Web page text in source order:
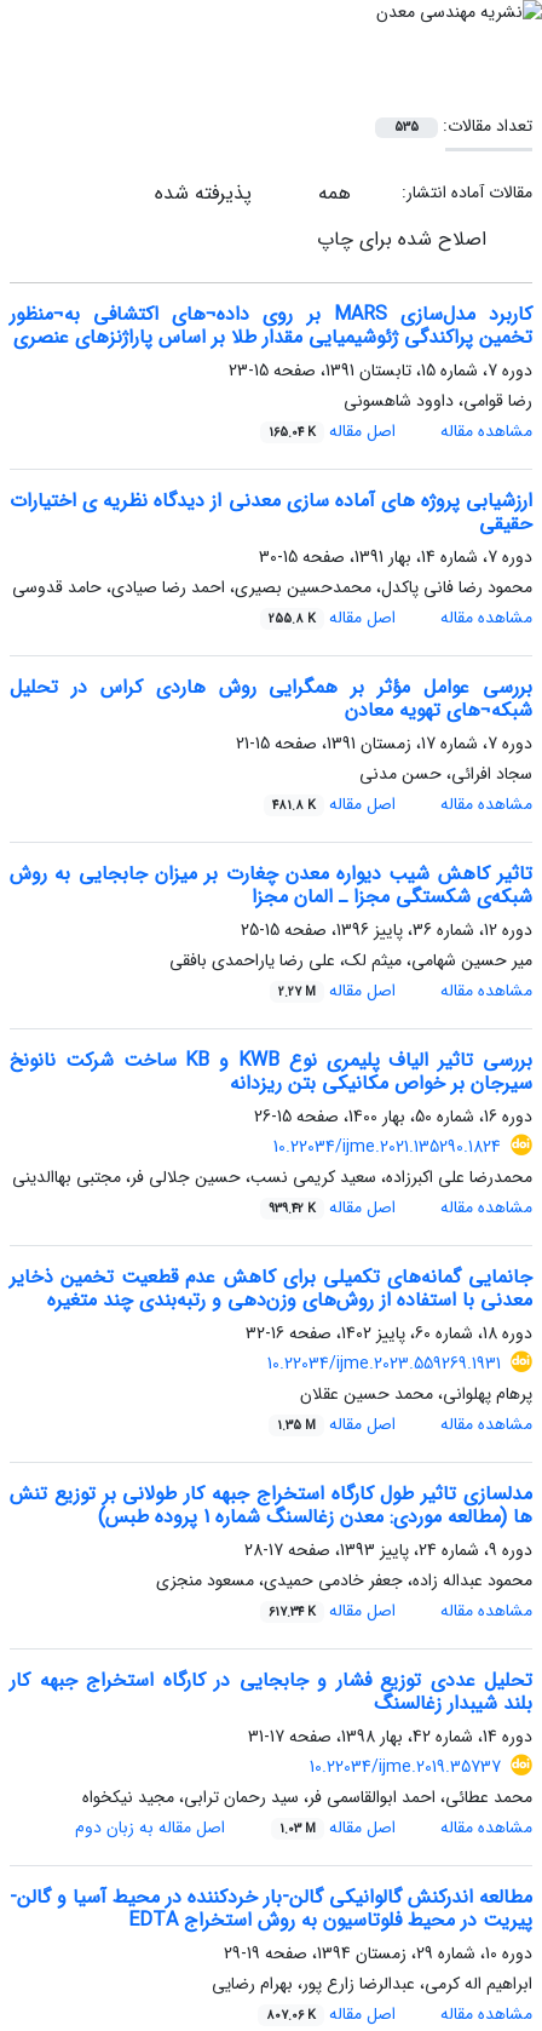
تعداد مقالات: 535
مقالات آماده انتشار: همه
پذیرفته شده
اصلاح شده برای چاپ
کاربرد مدل‌سازی MARS بر روی داده¬های اکتشافی به¬منظور
تخمین پراکندگی ژئوشیمیایی مقدار طلا بر اساس پاراژنزهای عنصری
دوره 7، شماره 15، تابستان 1391، صفحه
15-23
رضا قوامی، داوود شاهسونی
مشاهده مقاله
اصل مقاله 165.04 K
ارزشیابی پروژه های آماده سازی معدنی از دیدگاه نظریه ی اختیارات
حقیقی
دوره 7، شماره 14، بهار 1391، صفحه
15-30
محمود رضا فانی پاکدل، محمدحسین بصیری، احمد رضا صیادی، حامد قدوسی
مشاهده مقاله
اصل مقاله 255.8 K
بررسی عوامل مؤثر بر همگرایی روش هاردی کراس در تحلیل
شبکه¬های تهویه معادن
دوره 7، شماره 17، زمستان 1391، صفحه
15-21
سجاد افرائی، حسن مدنی
مشاهده مقاله
اصل مقاله 481.8 K
تاثیر کاهش شیب دیواره معدن چغارت بر میزان جابجایی به روش
شبکه‌ی شکستگی مجزا ـ المان مجزا
دوره 12، شماره 36، پاییز 1396، صفحه
15-25
میر حسین شهامی، میثم لک، علی رضا یاراحمدی بافقی
مشاهده مقاله
اصل مقاله 2.27 M
بررسی تاثیر الیاف پلیمری نوع KWB و KB ساخت شرکت نانونخ
سیرجان بر خواص مکانیکی بتن ریزدانه
دوره 16، شماره 50، بهار 1400، صفحه
15-26
10.22034/ijme.2021.135290.1824
محمدرضا علی اکبرزاده، سعید کریمی نسب، حسین جلالی فر، مجتبی بهاالدینی
مشاهده مقاله
اصل مقاله 939.42 K
جانمایی گمانه‌های تکمیلی برای کاهش عدم قطعیت تخمین ذخایر
معدنی با استفاده از روش‌های وزن‌دهی و رتبه‌بندی چند متغیره
دوره 18، شماره 60، پاییز 1402، صفحه
16-32
10.22034/ijme.2023.559269.1931
پرهام پهلوانی، محمد حسین عقلان
مشاهده مقاله
اصل مقاله 1.35 M
مدلسازی تاثیر طول کارگاه استخراج جبهه کار طولانی بر توزیع تنش
ها (مطالعه موردی: معدن زغالسنگ شماره 1 پروده طبس)
دوره 9، شماره 24، پاییز 1393، صفحه
17-28
محمود عبداله زاده، جعفر خادمی حمیدی، مسعود منجزی
مشاهده مقاله
اصل مقاله 617.34 K
تحلیل عددی توزیع فشار و جابجایی در کارگاه استخراج جبهه کار
بلند شیبدار زغالسنگ
دوره 14، شماره 42، بهار 1398، صفحه
17-31
10.22034/ijme.2019.35737
محمد عطائی، احمد ابوالقاسمی فر، سید رحمان ترابی، مجید نیکخواه
مشاهده مقاله
اصل مقاله 1.03 M اصل مقاله به زبان دوم
مطالعه اندرکنش گالوانیکی گالن-بار خردکننده در محیط آسیا و گالن-
پیریت در محیط فلوتاسیون به روش استخراج EDTA
دوره 10، شماره 29، زمستان 1394، صفحه
19-29
ابراهیم اله کرمی، عبدالرضا زارع پور، بهرام رضایی
مشاهده مقاله
اصل مقاله 807.06 K